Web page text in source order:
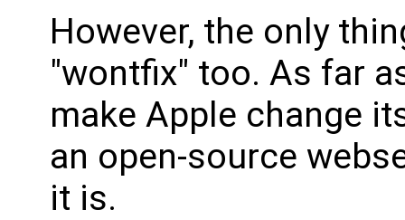
However, the only
"wontfix" too. As far
make Apple change
an open-source
it is.